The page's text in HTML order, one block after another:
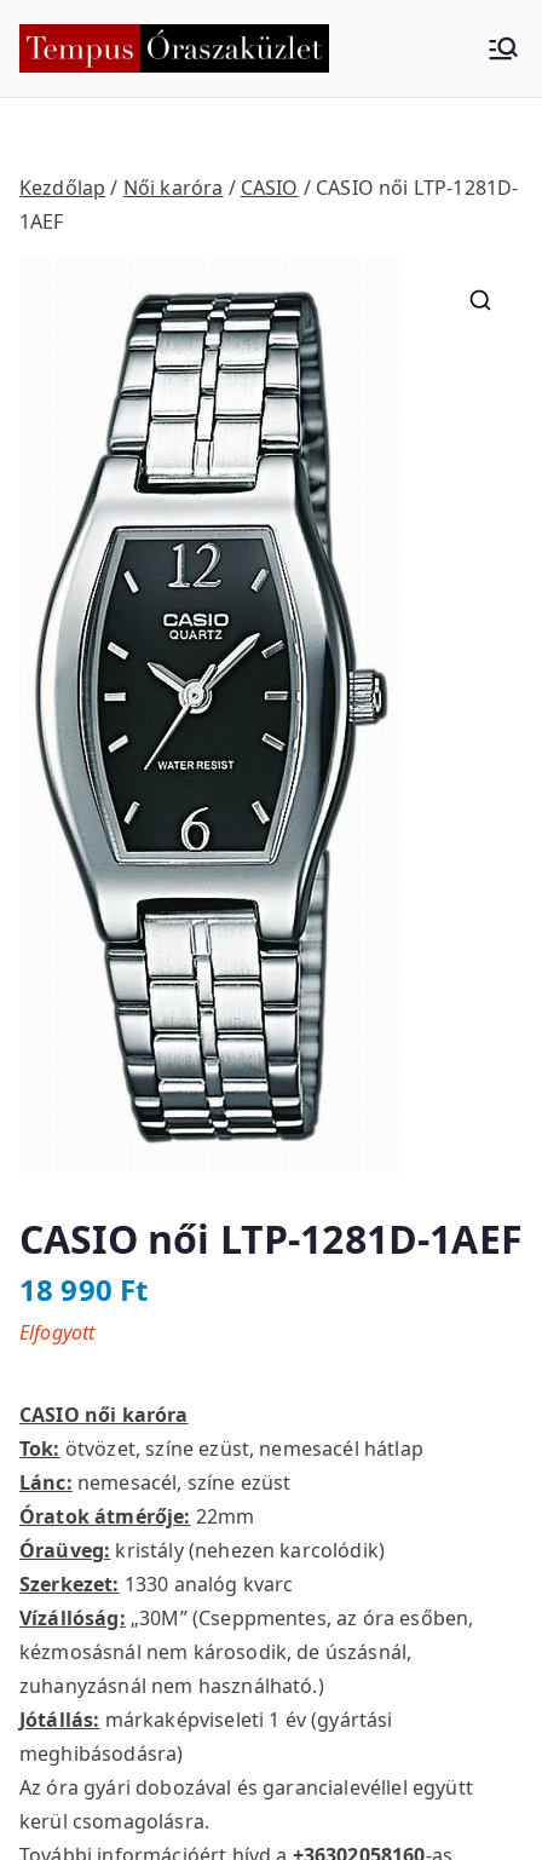
Tempus
küzlet
Kezdőlap / Női karóra / CASIO / CASIO női LTP-1281D-
1AEF
CASIO női LTP-1281D-1AEF
18 990 Ft
CASIO női karóra
Tok: ötvözet, színe ezüst, nemesacél hátlap
Lánc: nemesacél, színe ezüst
Óratok átmérője: 22mm
Óraüveg: kristály (nehezen karcolódik)
Szerkezet: 1330 analóg kvarc
Vízállóság: „30M” (Cseppmentes, az óra esőben,
kézmosásnál nem károsodik, de úszásnál,
zuhanyzásnál nem használható.)
Jótállás: márkaképviseleti 1 év (gyártási
meghibásodásra)
Az óra gyári dobozával és garancialevéllel együtt
kerül csomagolásra.
Elfogyott